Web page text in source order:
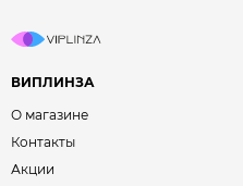
ВИПЛИНЗА
О магазине
Контакты
Акции